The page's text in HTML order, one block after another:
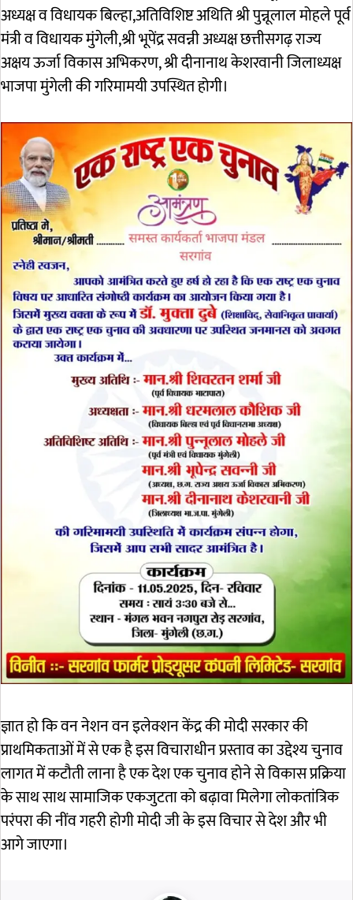
अध्यक्ष व विधायक बिल्हा,अतिविशिष्ट अथिति श्री पुन्नूलाल मोहले पूर्व
मंत्री व विधायक मुंगेली,श्री भूपेंद्र सवन्नी अध्यक्ष छत्तीसगढ़ राज्य
अक्षय ऊर्जा विकास अभिकरण, श्री दीनानाथ केशरवानी जिलाध्यक्ष
भाजपा मुंगेली की गरिमामयी उपस्थित होगी।
ज्ञात हो कि वन नेशन वन इलेक्शन केंद्र की मोदी सरकार की
प्राथमिकताओं में से एक है इस विचाराधीन प्रस्ताव का उद्देश्य चुनाव
लागत में कटौती लाना है एक देश एक चुनाव होने से विकास प्रक्रिया
के साथ साथ सामाजिक एकजुटता को बढ़ावा मिलेगा लोकतांत्रिक
परंपरा की नींव गहरी होगी मोदी जी के इस विचार से देश और भी
आगे जाएगा।